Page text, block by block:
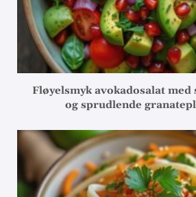
Fløyelsmyk avokadosalat
og sprudlende